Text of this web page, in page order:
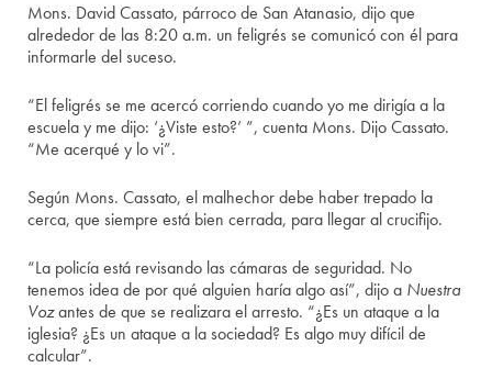
Mons. David Cassato, párroco de San Atanasio, dijo que
alrededor de las 8:20 a.m. un feligrés se comunicó con él para
informarle del suceso.
“El feligrés se me acercó corriendo cuando yo me dirigía a la
escuela y me dijo: ‘¿Viste esto?’ ”, cuenta Mons. Dijo Cassato.
“Me acerqué y lo vi”.
Según Mons. Cassato, el malhechor debe haber trepado la
cerca, que siempre está bien cerrada, para llegar al crucifijo.
“La policía está revisando las cámaras de seguridad. No
tenemos idea de por qué alguien haría algo así”, dijo a Nuestra
Vozantes de que se realizara el arresto. “¿Es un ataque a la
iglesia? ¿Es un ataque a la sociedad? Es algo muy difícil de
calcular”.